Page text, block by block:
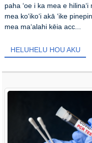
paha ʻoe i ka mea e hilinaʻi
mea koʻikoʻi akā ʻike
mea maʻalahi kēia acc...
HELUHELU HOU AKU